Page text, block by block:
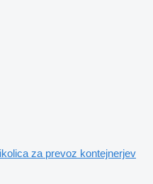
za prevoz kontejnerjev